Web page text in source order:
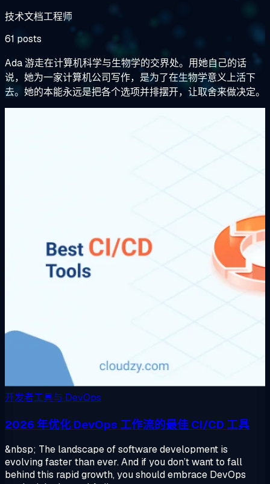
技术文档工程师
61 posts
Ada 游走在计算机科学与生物学的交界处。用她自己的话
说，她为一家计算机公司写作，是为了在生物学意义上活下
去。她的本能永远是把各个选项并排摆开，让取舍来做决定。
开发者工具与 DevOps
2026 年优化 DevOps 工作流的最佳 CI/CD 工具
&nbsp; The landscape of software development is
evolving faster than ever. And if you don’t want to fall
behind this rapid growth, you should embrace DevOps